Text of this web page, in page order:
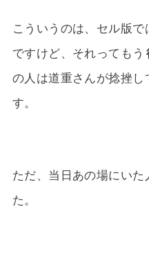
こういうのは、セル版
ですけど、それってもう
の人は道重さんが捻挫し
す。
ただ、当日あの場にい
た。